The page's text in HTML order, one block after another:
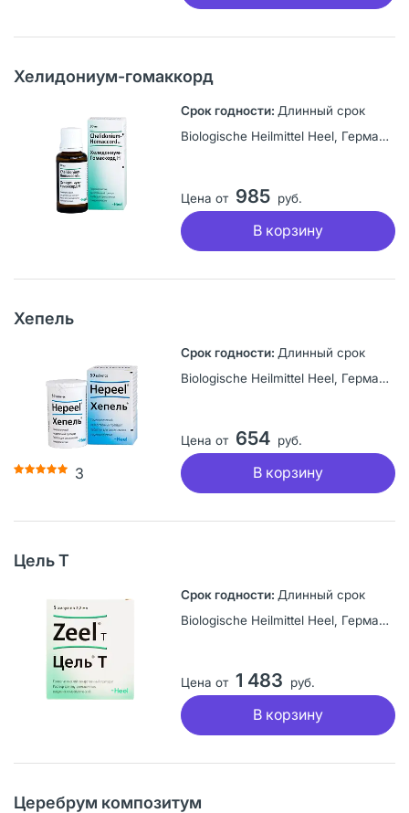
Хелидониум-гомаккорд
Длинный срок
Biologische Heilmittel Heel, Германия
Цена от 985 руб.
В корзину
Хепель
3
Длинный срок
Biologische Heilmittel Heel, Германия
Цена от 654 руб.
В корзину
Цель Т
Длинный срок
Biologische Heilmittel Heel, Германия
Цена от 1 483 руб.
В корзину
Церебрум композитум